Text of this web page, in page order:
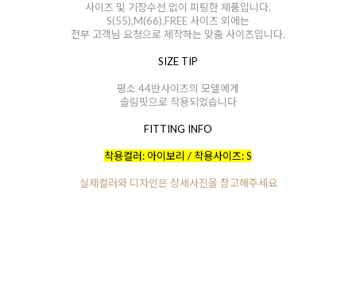
사이즈 및 기장수선 없이 피팅한 제품입니다.
S(55),M(66),FREE 사이즈 외에는
전부 고객님 요청으로 제작하는 맞춤 사이즈입니다.
SIZE TIP
평소 44반사이즈의 모델에게
슬림핏으로 착용되었습니다
FITTING INFO
착용컬러: 아이보리 / 착용사이즈: S
실제컬러와 디자인은 상세사진을 참고해주세요